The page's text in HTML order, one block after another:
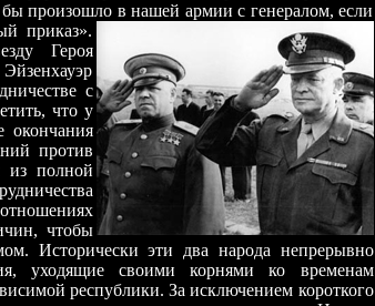
произошло в нашей армии с генералом, если
приказ».
Героя
с
что у
окончания
против
из полной
чтобы
Исторически эти два народа непрерывно
уходящие своими корнями ко временам
республики. За исключением короткого